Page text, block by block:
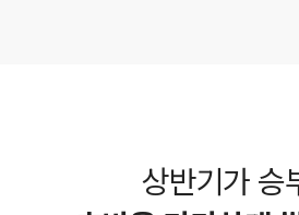
상반기가 승